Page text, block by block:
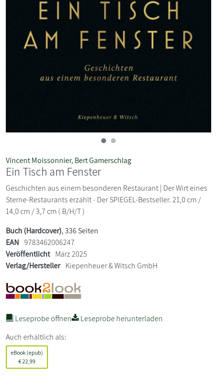
Vincent Moissonnier, Bert Gamerschlag
Ein Tisch am Fenster
Geschichten aus einem besonderen Restaurant | Der Wirt eines
Sterne-Restaurants erzählt - Der SPIEGEL-Bestseller. 21,0 cm /
14,0 cm / 3,7 cm ( B/H/T )
Buch (Hardcover), 336 Seiten
EAN 9783462006247
Veröffentlicht März 2025
Verlag/Hersteller Kiepenheuer & Witsch GmbH
Leseprobe öffnen
Leseprobe herunterladen
Auch erhältlich als:
eBook (epub)
€22,99